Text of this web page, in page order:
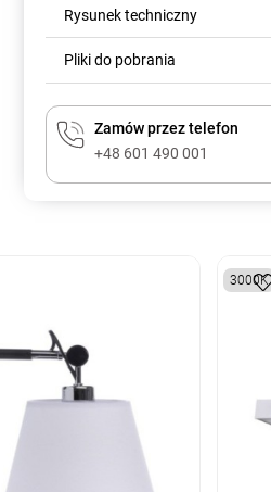
Rysunek techniczny
Pliki do pobrania
Zamów przez telefon
+48 601 490 001
3000K